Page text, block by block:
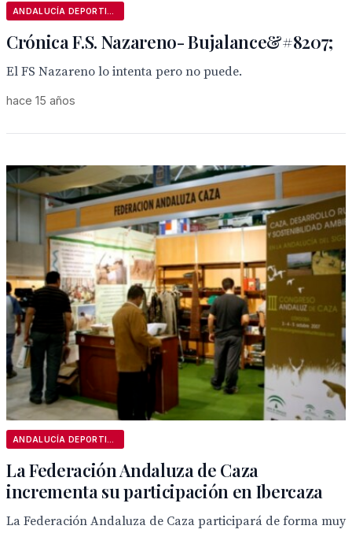
Crónica F.S. Nazareno- Bujalance&#8207;
El FS Nazareno lo intenta pero no puede.
hace 15 años
La Federación Andaluza de Caza
incrementa su participación en Ibercaza
La Federación Andaluza de Caza participará de forma muy